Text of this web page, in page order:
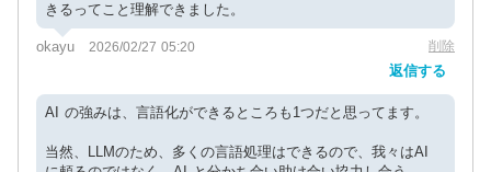
きるってこと理解できました。
okayu 2026/02/27 05:20 削除
返信する
AI の強みは、言語化ができるところも1つだと思ってます。
当然、LLMのため、多くの言語処理はできるので、我々はAI